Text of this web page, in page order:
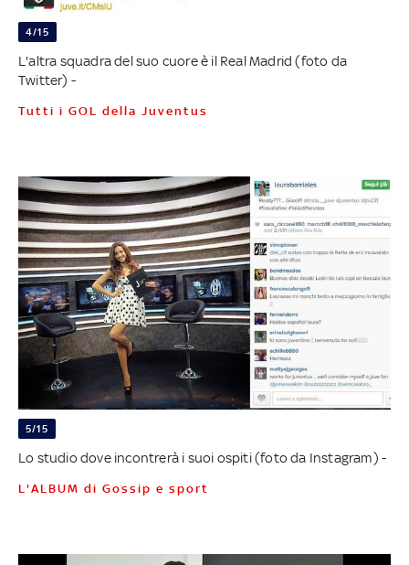
4/15
L'altra squadra del suo cuore è il Real Madrid (foto da
Twitter) -
Tutti i GOL della Juventus
5/15
Lo studio dove incontrerà i suoi ospiti (foto da Instagram) -
L'ALBUM di Gossip e sport